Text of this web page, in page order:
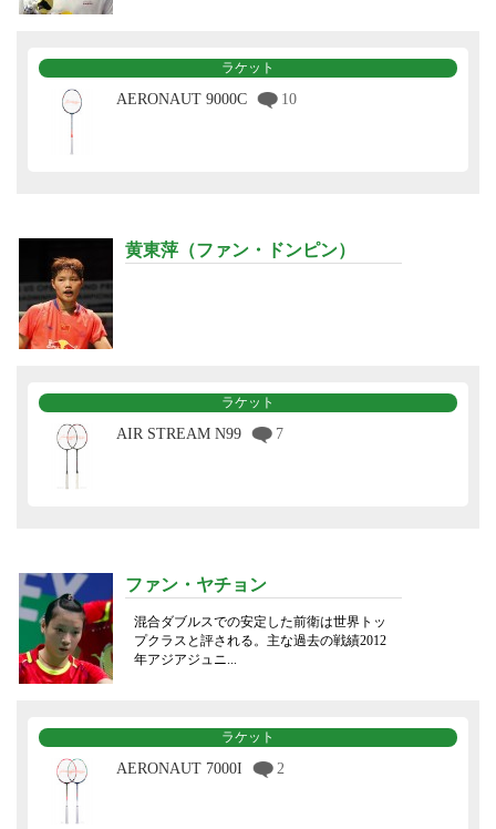
ラケット
AERONAUT 9000C 10
黄東萍（ファン・ドンピン）
ラケット
AIR STREAM N99 7
ファン・ヤチョン
混合ダブルスでの安定した前衛は世界トッ
プクラスと評される。主な過去の戦績2012
年アジアジュニ...
ラケット
AERONAUT 7000I 2